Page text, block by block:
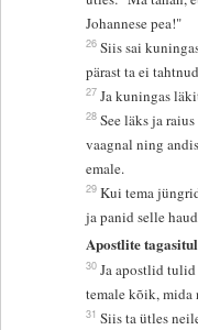
Johannese pea!"
26 Siis sai
pärast ta ei
27 Ja kuningas
28 See läks ja
vaagnal ning
emale.
29 Kui tema
ja panid selle
Apostlite
30 Ja apostlid
temale kõik, mida
31 Siis ta ütles